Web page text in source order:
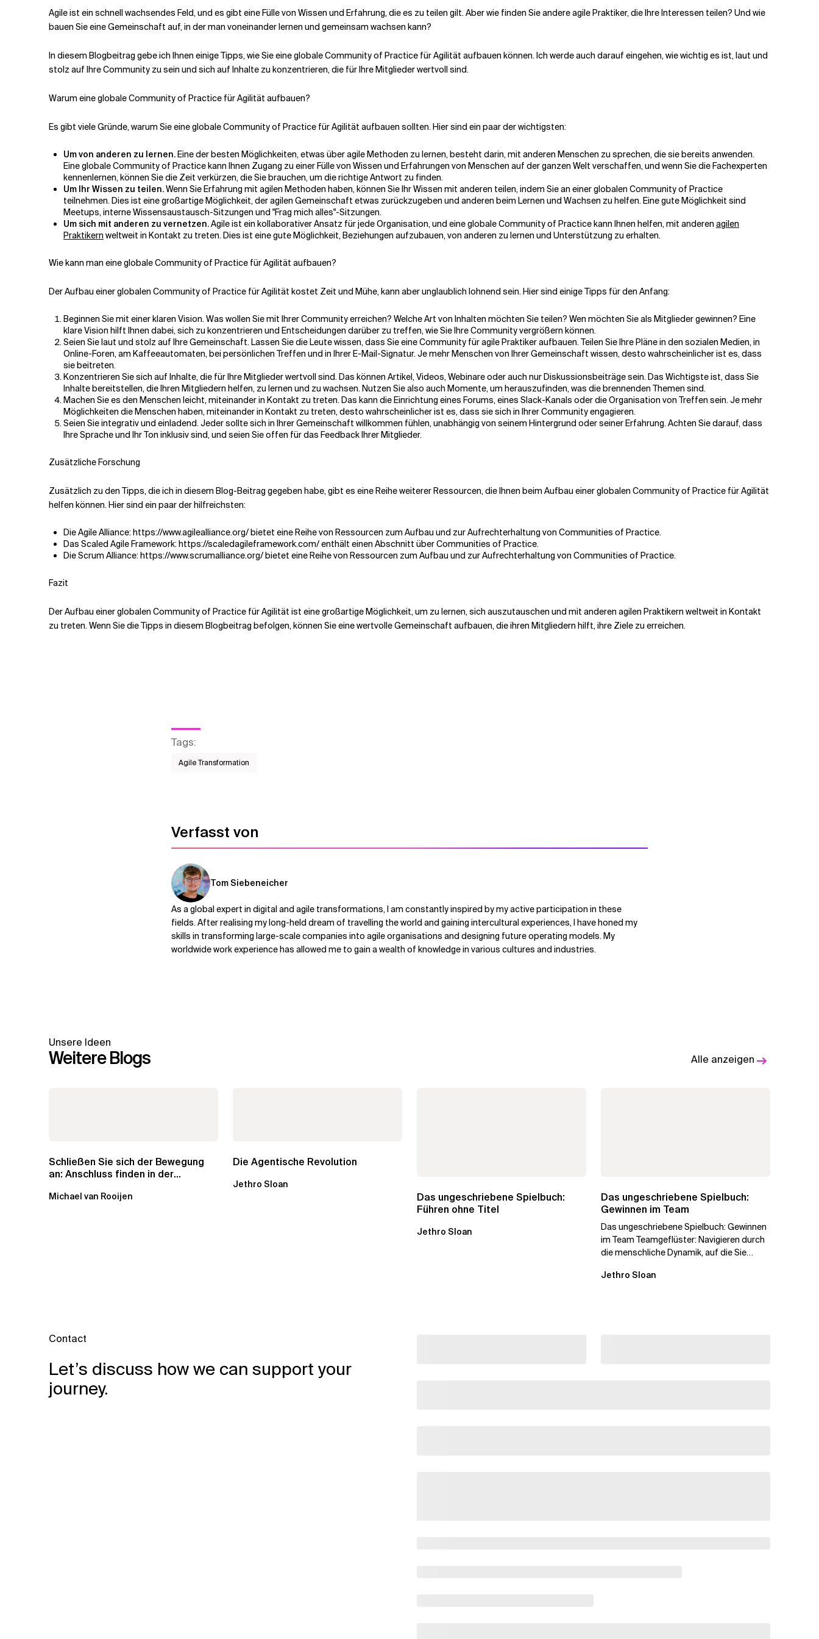
Verwandte Themen
Agile ist ein schnell wachsendes Feld, und es gibt eine Fülle von Wissen und Erfahrung, die es zu teilen gilt. Aber wie finden Sie andere agile Praktiker, die Ihre Interessen teilen? Und wie
bauen Sie eine Gemeinschaft auf, in der man voneinander lernen und gemeinsam wachsen kann?
In diesem Blogbeitrag gebe ich Ihnen einige Tipps, wie Sie eine globale Community of Practice für Agilität aufbauen können. Ich werde auch darauf eingehen, wie wichtig es ist, laut und
stolz auf Ihre Community zu sein und sich auf Inhalte zu konzentrieren, die für Ihre Mitglieder wertvoll sind.
Warum eine globale Community of Practice für Agilität aufbauen?
Es gibt viele Gründe, warum Sie eine globale Community of Practice für Agilität aufbauen sollten. Hier sind ein paar der wichtigsten:
Um von anderen zu lernen.Eine der besten Möglichkeiten, etwas über agile Methoden zu lernen, besteht darin, mit anderen Menschen zu sprechen, die sie bereits anwenden.
Eine globale Community of Practice kann Ihnen Zugang zu einer Fülle von Wissen und Erfahrungen von Menschen auf der ganzen Welt verschaffen, und wenn Sie die Fachexperten
kennenlernen, können Sie die Zeit verkürzen, die Sie brauchen, um die richtige Antwort zu finden.
Um Ihr Wissen zu teilen.Wenn Sie Erfahrung mit agilen Methoden haben, können Sie Ihr Wissen mit anderen teilen, indem Sie an einer globalen Community of Practice
teilnehmen. Dies ist eine großartige Möglichkeit, der agilen Gemeinschaft etwas zurückzugeben und anderen beim Lernen und Wachsen zu helfen. Eine gute Möglichkeit sind
Meetups, interne Wissensaustausch-Sitzungen und "Frag mich alles"-Sitzungen.
Um sich mit anderen zu vernetzen.Agile ist ein kollaborativer Ansatz für jede Organisation, und eine globale Community of Practice kann Ihnen helfen, mit anderen agilen
Praktikern weltweit in Kontakt zu treten. Dies ist eine gute Möglichkeit, Beziehungen aufzubauen, von anderen zu lernen und Unterstützung zu erhalten.
Wie kann man eine globale Community of Practice für Agilität aufbauen?
Der Aufbau einer globalen Community of Practice für Agilität kostet Zeit und Mühe, kann aber unglaublich lohnend sein. Hier sind einige Tipps für den Anfang:
Beginnen Sie mit einer klaren Vision. Was wollen Sie mit Ihrer Community erreichen? Welche Art von Inhalten möchten Sie teilen? Wen möchten Sie als Mitglieder gewinnen? Eine
klare Vision hilft Ihnen dabei, sich zu konzentrieren und Entscheidungen darüber zu treffen, wie Sie Ihre Community vergrößern können.
Seien Sie laut und stolz auf Ihre Gemeinschaft. Lassen Sie die Leute wissen, dass Sie eine Community für agile Praktiker aufbauen. Teilen Sie Ihre Pläne in den sozialen Medien, in
Online-Foren, am Kaffeeautomaten, bei persönlichen Treffen und in Ihrer E-Mail-Signatur. Je mehr Menschen von Ihrer Gemeinschaft wissen, desto wahrscheinlicher ist es, dass
sie beitreten.
Konzentrieren Sie sich auf Inhalte, die für Ihre Mitglieder wertvoll sind. Das können Artikel, Videos, Webinare oder auch nur Diskussionsbeiträge sein. Das Wichtigste ist, dass Sie
Inhalte bereitstellen, die Ihren Mitgliedern helfen, zu lernen und zu wachsen. Nutzen Sie also auch Momente, um herauszufinden, was die brennenden Themen sind.
Machen Sie es den Menschen leicht, miteinander in Kontakt zu treten. Das kann die Einrichtung eines Forums, eines Slack-Kanals oder die Organisation von Treffen sein. Je mehr
Möglichkeiten die Menschen haben, miteinander in Kontakt zu treten, desto wahrscheinlicher ist es, dass sie sich in Ihrer Community engagieren.
Seien Sie integrativ und einladend. Jeder sollte sich in Ihrer Gemeinschaft willkommen fühlen, unabhängig von seinem Hintergrund oder seiner Erfahrung. Achten Sie darauf, dass
Ihre Sprache und Ihr Ton inklusiv sind, und seien Sie offen für das Feedback Ihrer Mitglieder.
Zusätzliche Forschung
Zusätzlich zu den Tipps, die ich in diesem Blog-Beitrag gegeben habe, gibt es eine Reihe weiterer Ressourcen, die Ihnen beim Aufbau einer globalen Community of Practice für Agilität
helfen können. Hier sind ein paar der hilfreichsten:
Die Agile Alliance: https://www.agilealliance.org/ bietet eine Reihe von Ressourcen zum Aufbau und zur Aufrechterhaltung von Communities of Practice.
Das Scaled Agile Framework: https://scaledagileframework.com/ enthält einen Abschnitt über Communities of Practice.
Die Scrum Alliance: https://www.scrumalliance.org/ bietet eine Reihe von Ressourcen zum Aufbau und zur Aufrechterhaltung von Communities of Practice.
Fazit
Der Aufbau einer globalen Community of Practice für Agilität ist eine großartige Möglichkeit, um zu lernen, sich auszutauschen und mit anderen agilen Praktikern weltweit in Kontakt
zu treten. Wenn Sie die Tipps in diesem Blogbeitrag befolgen, können Sie eine wertvolle Gemeinschaft aufbauen, die ihren Mitgliedern hilft, ihre Ziele zu erreichen.
Tags:
Agile Transformation
Verfasst von
Tom Siebeneicher
As a global expert in digital and agile transformations, I am constantly inspired by my active participation in these
fields. After realising my long-held dream of travelling the world and gaining intercultural experiences, I have honed my
skills in transforming large-scale companies into agile organisations and designing future operating models. My
worldwide work experience has allowed me to gain a wealth of knowledge in various cultures and industries.
Unsere Ideen
Weitere Blogs Alle anzeigen
Schließen Sie sich der Bewegung
an: Anschluss finden in der
Michael van Rooijen
Die Agentische Revolution
Jethro Sloan
Das ungeschriebene Spielbuch:
Führen ohne Titel
Jethro Sloan
Das ungeschriebene Spielbuch:
Gewinnen im Team
Das ungeschriebene Spielbuch: Gewinnen
im Team Teamgeflüster: Navigieren durch
die menschliche Dynamik, auf die Sie
Jethro Sloan
Contact
Let’s discuss how we can support your
journey.